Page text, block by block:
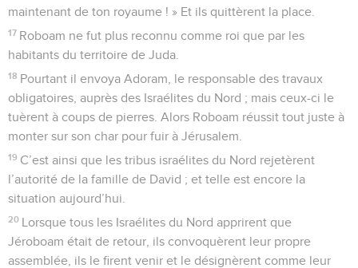
maintenant de ton royaume ! » Et ils quittèrent la place.
17 Roboam ne fut plus reconnu comme roi que par les
habitants du territoire de Juda.
18 Pourtant il envoya Adoram, le responsable des travaux
obligatoires, auprès des Israélites du Nord ; mais ceux-ci le
tuèrent à coups de pierres. Alors Roboam réussit tout juste à
monter sur son char pour fuir à Jérusalem.
19 C’est ainsi que les tribus israélites du Nord rejetèrent
l’autorité de la famille de David ; et telle est encore la
situation aujourd’hui.
20 Lorsque tous les Israélites du Nord apprirent que
Jéroboam était de retour, ils convoquèrent leur propre
assemblée, ils le firent venir et le désignèrent comme leur